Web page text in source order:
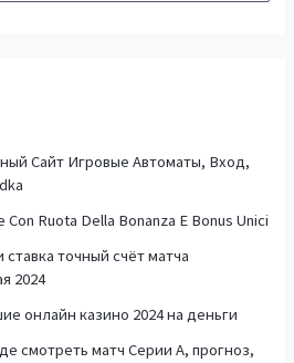
Сайт Игровые Автоматы, Вход,
Con Ruota Della Bonanza E Bonus Unici
точный счёт матча
2024
онлайн казино 2024 на деньги
смотреть матч Серии А, прогноз,